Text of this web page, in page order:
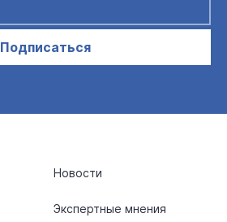
Подписаться
Новости
Экспертные мнения